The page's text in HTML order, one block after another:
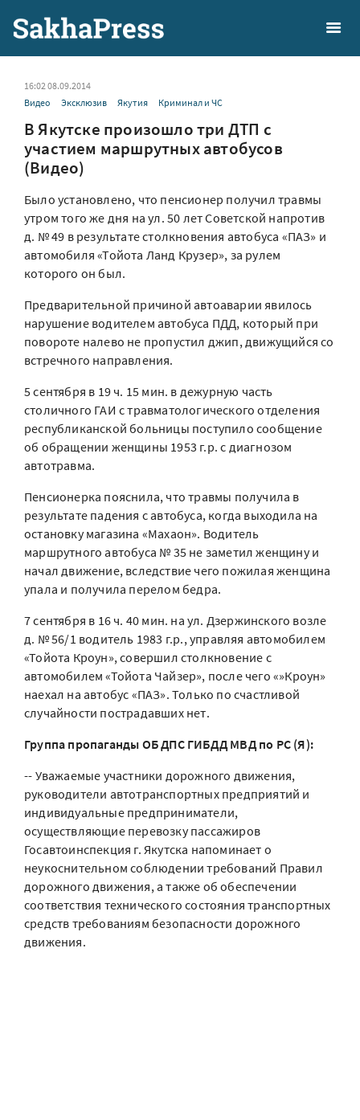
16:02 08.09.2014
Видео
Эксклюзив Якутия Криминал и ЧС
В Якутске произошло три ДТП с
участием маршрутных автобусов
(Видео)
Было установлено, что пенсионер получил травмы
утром того же дня на ул. 50 лет Советской напротив
д. № 49 в результате столкновения автобуса «ПАЗ» и
автомобиля «Тойота Ланд Крузер», за рулем
которого он был.
Предварительной причиной автоаварии явилось
нарушение водителем автобуса ПДД, который при
повороте налево не пропустил джип, движущийся со
встречного направления.
5 сентября в 19 ч. 15 мин. в дежурную часть
столичного ГАИ с травматологического отделения
республиканской больницы поступило сообщение
об обращении женщины 1953 г.р. с диагнозом
автотравма.
Пенсионерка пояснила, что травмы получила в
результате падения с автобуса, когда выходила на
остановку магазина «Махаон». Водитель
маршрутного автобуса № 35 не заметил женщину и
начал движение, вследствие чего пожилая женщина
упала и получила перелом бедра.
7 сентября в 16 ч. 40 мин. на ул. Дзержинского возле
д. № 56/1 водитель 1983 г.р., управляя автомобилем
«Тойота Кроун», совершил столкновение с
автомобилем «Тойота Чайзер», после чего «»Кроун»
наехал на автобус «ПАЗ». Только по счастливой
случайности пострадавших нет.
Группа пропаганды ОБ ДПС ГИБДД МВД по РС (Я):
-- Уважаемые участники дорожного движения,
руководители автотранспортных предприятий и
индивидуальные предприниматели,
осуществляющие перевозку пассажиров
Госавтоинспекция г. Якутска напоминает о
неукоснительном соблюдении требований Правил
дорожного движения, а также об обеспечении
соответствия технического состояния транспортных
средств требованиям безопасности дорожного
движения.